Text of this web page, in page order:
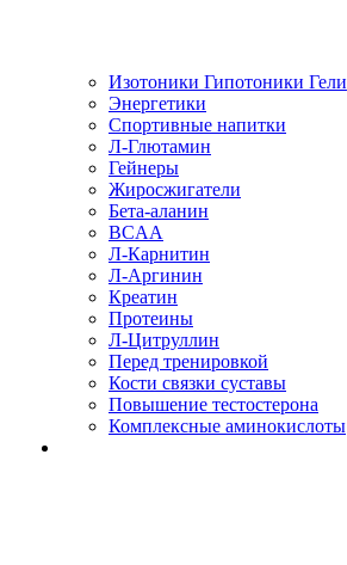
Изотоники Гипотоники Гели
Энергетики
Спортивные напитки
Л-Глютамин
Гейнеры
Жиросжигатели
Бета-аланин
BCAA
Л-Карнитин
Л-Аргинин
Креатин
Протеины
Л-Цитруллин
Перед тренировкой
Кости связки суставы
Повышение тестостерона
Комплексные аминокислоты